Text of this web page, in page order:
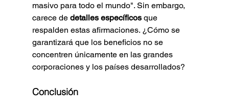
masivo para todo el mundo". Sin embargo,
carece de detalles específicos que
respalden estas afirmaciones. ¿Cómo se
garantizará que los beneficios no se
concentren únicamente en las grandes
corporaciones y los países desarrollados?
Conclusión